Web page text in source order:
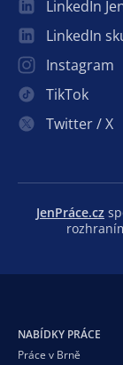
LinkedIn
LinkedIn
Instagram
TikTok
Twitter / X
JenPráce.cz
NABÍDKY PRÁCE
Práce v Brně